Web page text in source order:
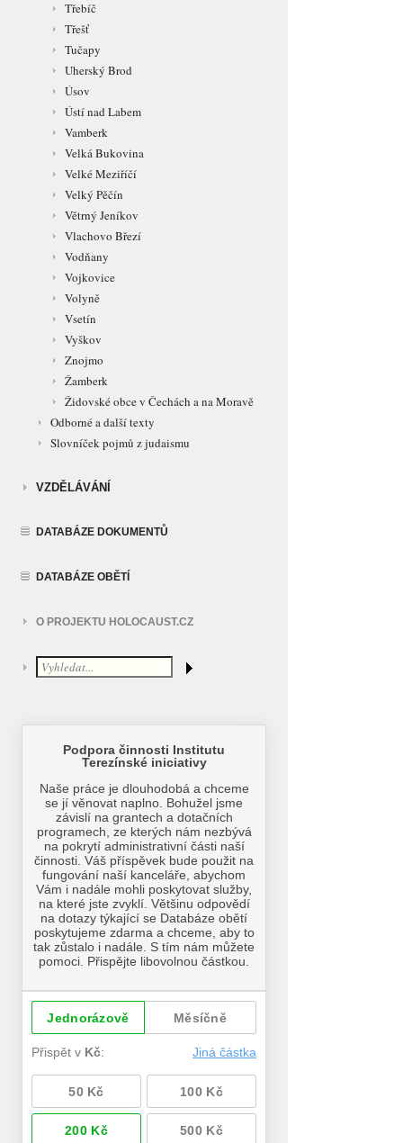
Třebíč
Třešť
Tučapy
Uherský Brod
Úsov
Ústí nad Labem
Vamberk
Velká Bukovina
Velké Meziříčí
Velký Pěčín
Větrný Jeníkov
Vlachovo Březí
Vodňany
Vojkovice
Volyně
Vsetín
Vyškov
Znojmo
Žamberk
Židovské obce v Čechách a na Moravě
Odborné a další texty
Slovníček pojmů z judaismu
VZDĚLÁVÁNÍ
DATABÁZE DOKUMENTŮ
DATABÁZE OBĚTÍ
O PROJEKTU HOLOCAUST.CZ